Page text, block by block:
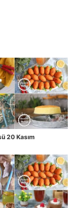
20 Kasım